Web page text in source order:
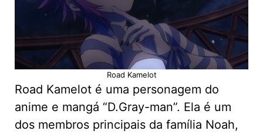
Road Kamelot
Road Kamelot é uma personagem do
anime e mangá “D.Gray-man”. Ela é um
dos membros principais da família Noah,